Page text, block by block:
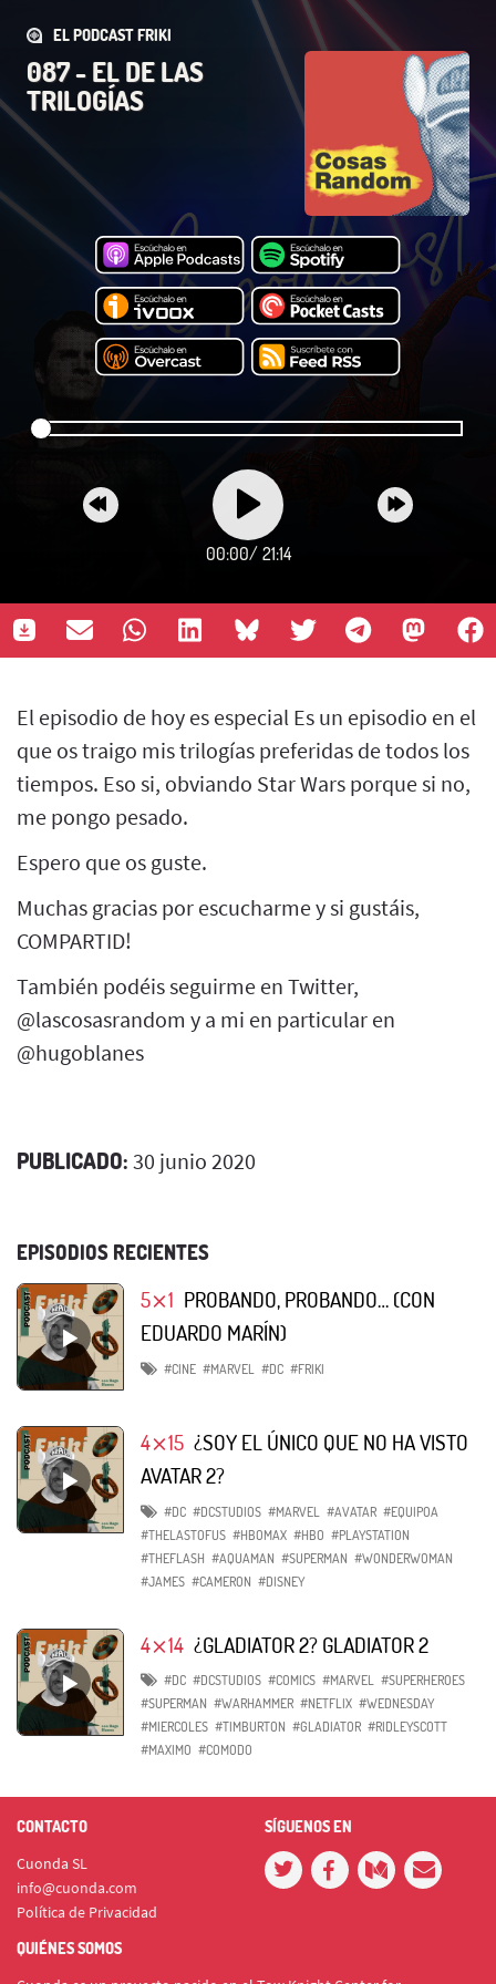
EL PODCAST FRIKI
087 - EL DE LAS
TRILOGÍAS
00:00/ 21:14
El episodio de hoy es especial Es un episodio en el
que os traigo mis trilogías preferidas de todos los
tiempos. Eso si, obviando Star Wars porque si no,
me pongo pesado.
Espero que os guste.
Muchas gracias por escucharme y si gustáis,
COMPARTID!
También podéis seguirme en Twitter,
@lascosasrandom y a mi en particular en
@hugoblanes
PUBLICADO: 30 junio 2020
EPISODIOS RECIENTES
5⨯1 PROBANDO, PROBANDO… (CON
EDUARDO MARÍN)
#CINE #MARVEL #DC #FRIKI
4⨯15 ¿SOY EL ÚNICO QUE NO HA VISTO
AVATAR 2?
#DC #DCSTUDIOS #MARVEL #AVATAR #EQUIPOA
#THELASTOFUS #HBOMAX #HBO #PLAYSTATION
#THEFLASH #AQUAMAN #SUPERMAN #WONDERWOMAN
#JAMES #CAMERON #DISNEY
4⨯14 ¿GLADIATOR 2? GLADIATOR 2
#DC #DCSTUDIOS #COMICS #MARVEL #SUPERHEROES
#SUPERMAN #WARHAMMER #NETFLIX #WEDNESDAY
#MIERCOLES #TIMBURTON #GLADIATOR #RIDLEYSCOTT
#MAXIMO #COMODO
CONTACTO
Cuonda SL
info@cuonda.com
Política de Privacidad
SÍGUENOS EN
QUIÉNES SOMOS